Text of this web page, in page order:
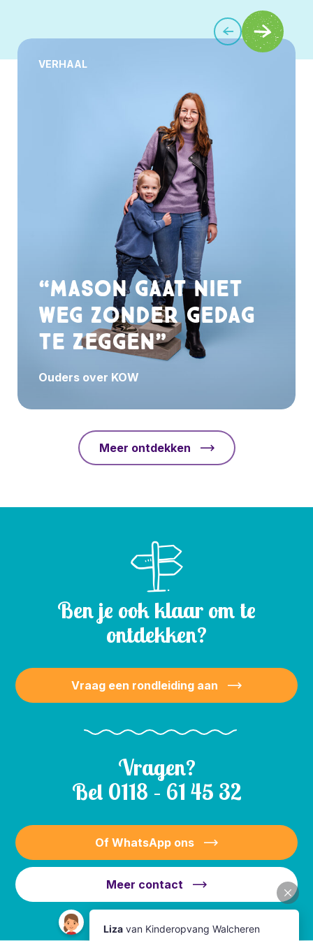
VERHAAL
“Mason gaat niet
weg zonder gedag
te zeggen”
Ouders over KOW
Meer ontdekken
Ben je ook klaar om te
ontdekken?
Vraag een rondleiding aan
Vragen?
Bel 0118 – 61 45 32
Of WhatsApp ons
Meer contact